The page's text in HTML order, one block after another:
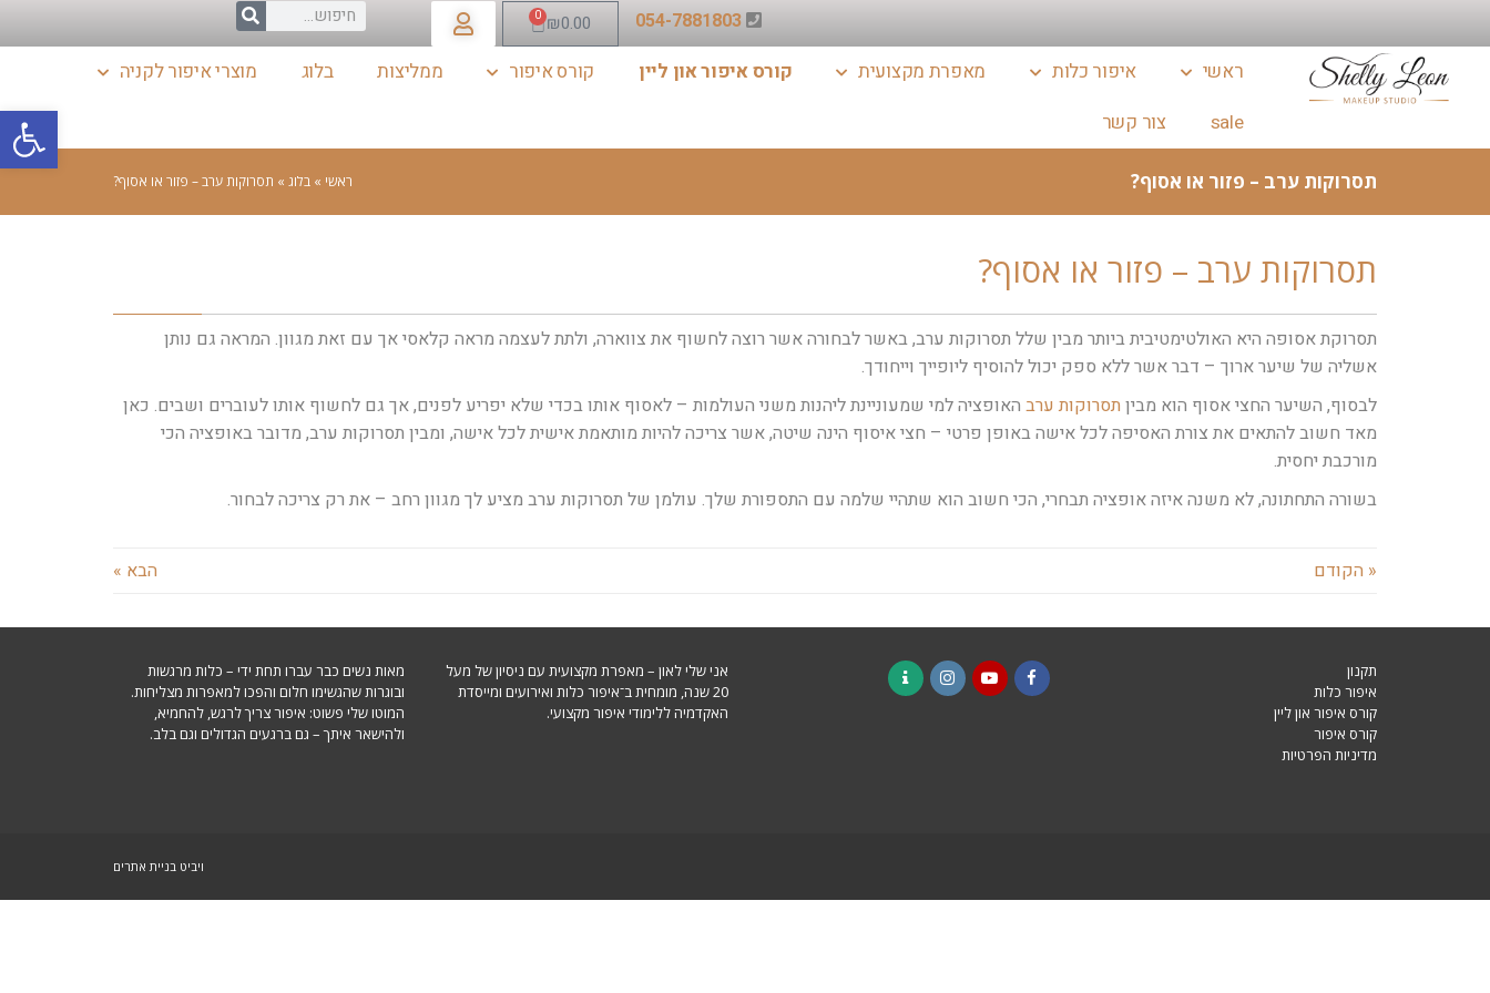
פתח
054-7881803
₪0.00
0
ראשי איפור כלות מאפרת מקצועית קורס איפור און ליין קורס איפור ממליצות בלוג
מוצרי איפור לקניה
sale
צור קשר
תסרוקות ערב – פזור או אסוף? ראשי » בלוג » תסרוקות ערב – פזור או אסוף?
תסרוקות ערב – פזור או אסוף?
תסרוקת אסופה היא האולטימטיבית ביותר מבין שלל תסרוקות ערב, באשר לבחורה אשר רוצה לחשוף את צווארה, ולתת לעצמה מראה קלאסי אך עם זאת מגוון. המראה גם נותן
אשליה של שיער ארוך – דבר אשר ללא ספק יכול להוסיף ליופייך וייחודך.
לבסוף, השיער החצי אסוף הוא מבין תסרוקות ערב האופציה למי שמעוניינת ליהנות משני העולמות – לאסוף אותו בכדי שלא יפריע לפנים, אך גם לחשוף אותו לעוברים ושבים. כאן
מאד חשוב להתאים את צורת האסיפה לכל אישה באופן פרטי – חצי איסוף הינה שיטה, אשר צריכה להיות מותאמת אישית לכל אישה, ומבין תסרוקות ערב, מדובר באופציה הכי
מורכבת יחסית.
בשורה התחתונה, לא משנה איזה אופציה תבחרי, הכי חשוב הוא שתהיי שלמה עם התספורת שלך. עולמן של תסרוקות ערב מציע לך מגוון רחב – את רק צריכה לבחור.
« הקודם הבא »
תקנון
איפור כלות
קורס איפור און ליין
קורס איפור
מדיניות הפרטיות
אני שלי לאון – מאפרת מקצועית עם ניסיון של מעל
20 שנה, מומחית ב־איפור כלות ואירועים ומייסדת
האקדמיה ללימודי איפור מקצועי.
מאות נשים כבר עברו תחת ידי – כלות מרגשות
ובוגרות שהגשימו חלום והפכו למאפרות מצליחות.
המוטו שלי פשוט: איפור צריך לרגש, להחמיא,
ולהישאר איתך – גם ברגעים הגדולים וגם בלב.
ויביט בניית אתרים